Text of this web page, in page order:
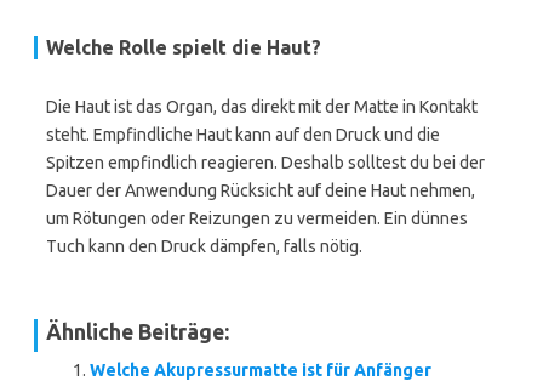
Welche Rolle spielt die Haut?
Die Haut ist das Organ, das direkt mit der Matte in Kontakt
steht. Empfindliche Haut kann auf den Druck und die
Spitzen empfindlich reagieren. Deshalb solltest du bei der
Dauer der Anwendung Rücksicht auf deine Haut nehmen,
um Rötungen oder Reizungen zu vermeiden. Ein dünnes
Tuch kann den Druck dämpfen, falls nötig.
Ähnliche Beiträge:
Welche Akupressurmatte ist für Anfänger